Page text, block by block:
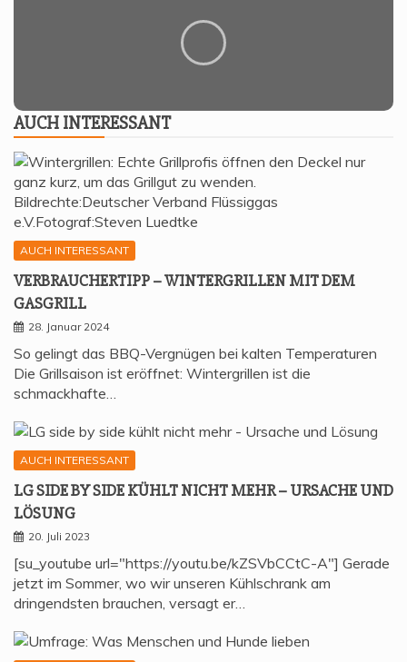
AUCH INTER­ES­SANT
AUCH INTERESSANT
VER­BRAU­CHER­TIPP – WIN­TER­GRIL­LEN MIT DEM
GASGRILL
28. Januar 2024
So gelingt das BBQ-Vergnügen bei kalten Temperaturen
Die Grillsaison ist eröffnet: Wintergrillen ist die
schmackhafte…
AUCH INTERESSANT
LG SIDE BY SIDE KÜHLT NICHT MEHR – URSA­CHE UND
LÖSUNG
20. Juli 2023
[su_youtube url="https://youtu.be/kZSVbCCtC-A"] Gerade
jetzt im Sommer, wo wir unseren Kühlschrank am
dringendsten brauchen, versagt er…